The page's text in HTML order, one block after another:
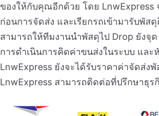
ของให้กับคุณอีกด้วย โดย
ก่อนการจัดส่ง และเรียกรถเข้ามารับพั
สามารถให้ทีมงานนำพัสดุไป Drop ยังจุ
การดำเนินการคิดค่าขนส่งในระบบ แล
LnwExpress ยังจะได้รับราคาค่าจัดส่ง
LnwExpress สามารถติดต่อที่ปรึกษาธุ